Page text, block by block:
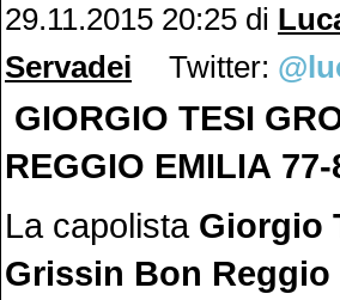
29.11.2015 20:25 di
Servadei
Twitter:
GIORGIO TESI
REGGIO EMILIA 77-
La capolista Giorgio
Grissin Bon Reggio